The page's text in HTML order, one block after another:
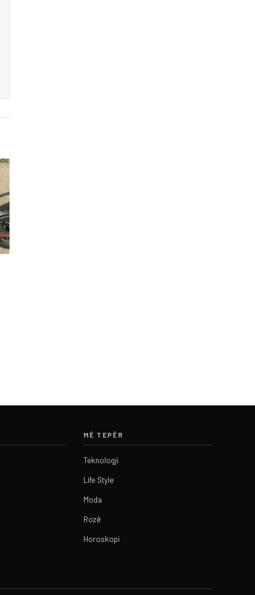
MË TEPËR
Teknologji
Life Style
Moda
Rozë
Horoskopi